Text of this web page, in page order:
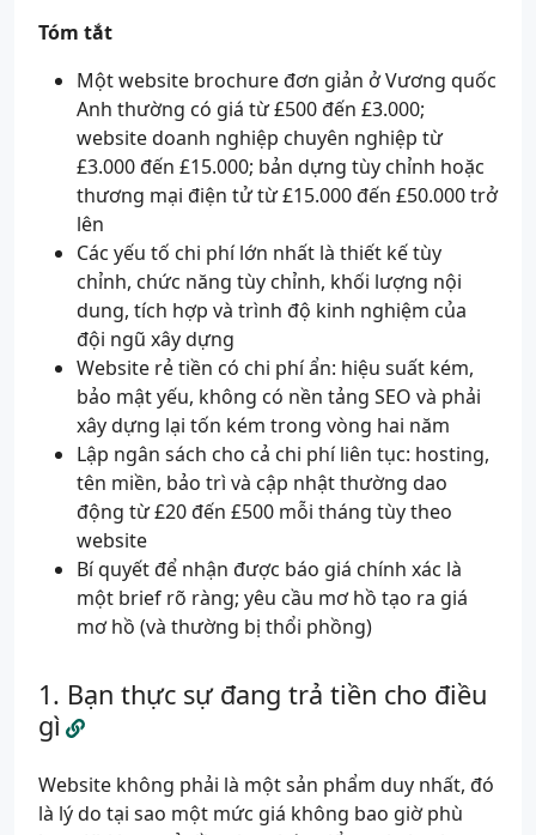
Tóm tắt
Một website brochure đơn giản ở Vương quốc
Anh thường có giá từ £500 đến £3.000;
website doanh nghiệp chuyên nghiệp từ
£3.000 đến £15.000; bản dựng tùy chỉnh hoặc
thương mại điện tử từ £15.000 đến £50.000 trở
lên
Các yếu tố chi phí lớn nhất là thiết kế tùy
chỉnh, chức năng tùy chỉnh, khối lượng nội
dung, tích hợp và trình độ kinh nghiệm của
đội ngũ xây dựng
Website rẻ tiền có chi phí ẩn: hiệu suất kém,
bảo mật yếu, không có nền tảng SEO và phải
xây dựng lại tốn kém trong vòng hai năm
Lập ngân sách cho cả chi phí liên tục: hosting,
tên miền, bảo trì và cập nhật thường dao
động từ £20 đến £500 mỗi tháng tùy theo
website
Bí quyết để nhận được báo giá chính xác là
một brief rõ ràng; yêu cầu mơ hồ tạo ra giá
mơ hồ (và thường bị thổi phồng)
Bạn thực sự đang trả tiền cho điều
gì
Website không phải là một sản phẩm duy nhất, đó
là lý do tại sao một mức giá không bao giờ phù